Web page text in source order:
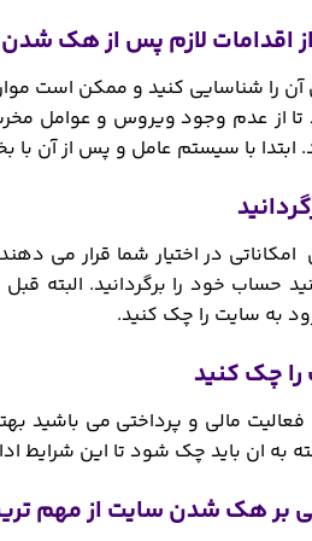
آن را شناسایی کنید و ممکن است
تا از عدم وجود ویروس و
با سیستم عامل و پس از آن
امکاناتی در اختیار شما قرار می
حساب خود را برگردانید. البته
به سایت را چک کنید.
فعالیت مالی و پرداختی می باشید
به ان باید چک شود تا این شرایط